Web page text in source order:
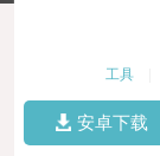
工具
安卓下载